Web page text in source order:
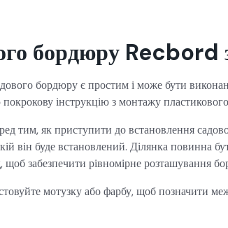
бордюру Recbord
бордюру є простим і може бути
інструкцію з монтажу
тим, як приступити до встановлення
він буде встановлений. Ділянка повинна
забезпечити рівномірне розташування
мотузку або фарбу, щоб позначити